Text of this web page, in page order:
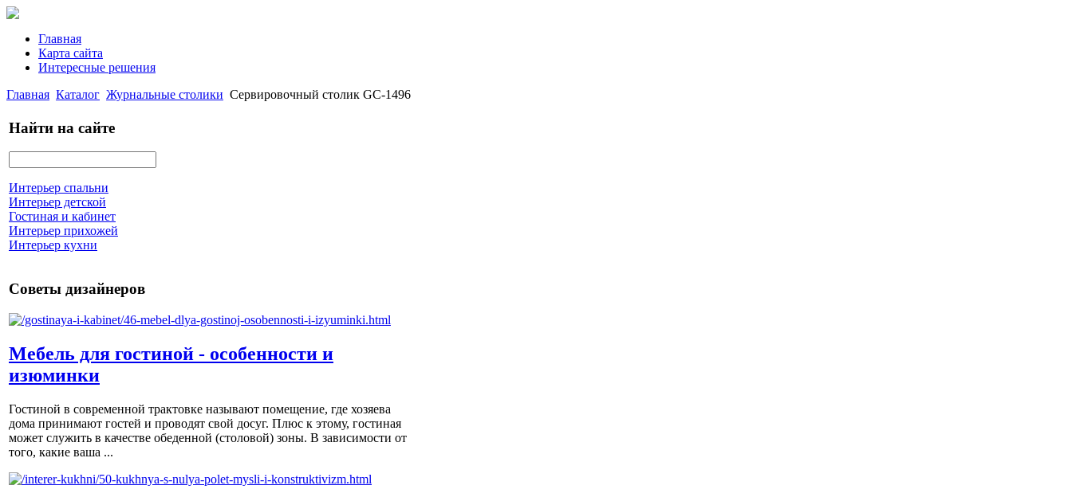
Главная
Карта сайта
Интересные решения
Главная Каталог Журнальные столики Сервировочный столик GC-1496
Найти на сайте
Интерьер спальни
Интерьер детской
Гостиная и кабинет
Интерьер прихожей
Интерьер кухни
Советы дизайнеров
Мебель для гостиной - особенности и
изюминки
Гостиной в современной трактовке называют помещение, где хозяева
дома принимают гостей и проводят свой досуг. Плюс к этому, гостиная
может служить в качестве обеденной (столовой) зоны. В зависимости от
того, какие ваша ...